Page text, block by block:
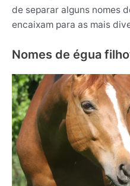
de separar alguns nomes
encaixam para as mais
Nomes de égua